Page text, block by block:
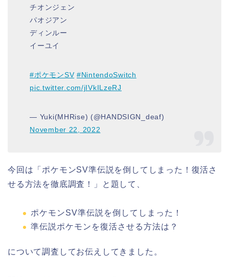
チオンジェン
パオジアン
ディンルー
イーユイ
#ポケモンSV #NintendoSwitch
pic.twitter.com/jIVkILzeRJ
— Yuki(MHRise) (@HANDSIGN_deaf)
November 22, 2022
今回は「ポケモンSV準伝説を倒してしまった！復活さ
せる方法を徹底調査！」と題して、
ポケモンSV準伝説を倒してしまった！
準伝説ポケモンを復活させる方法は？
について調査してお伝えしてきました。